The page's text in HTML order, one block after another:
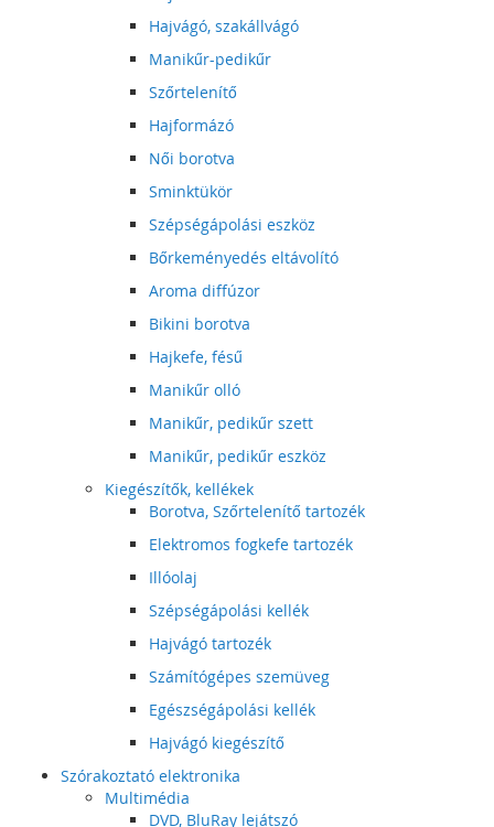
Hajvágó, szakállvágó
Manikűr-pedikűr
Szőrtelenítő
Hajformázó
Női borotva
Sminktükör
Szépségápolási eszköz
Bőrkeményedés eltávolító
Aroma diffúzor
Bikini borotva
Hajkefe, fésű
Manikűr olló
Manikűr, pedikűr szett
Manikűr, pedikűr eszköz
Kiegészítők, kellékek
Borotva, Szőrtelenítő tartozék
Elektromos fogkefe tartozék
Illóolaj
Szépségápolási kellék
Hajvágó tartozék
Számítógépes szemüveg
Egészségápolási kellék
Hajvágó kiegészítő
Szórakoztató elektronika
Multimédia
DVD, BluRay lejátszó